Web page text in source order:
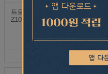
트로이카 수성심 99
Z109 99Z110
5,100
트로이
창